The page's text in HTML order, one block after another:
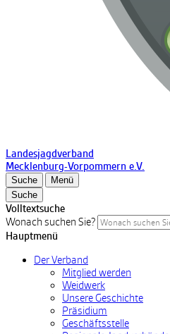
Landesjagdverband
Mecklenburg-Vorpommern e.V.
Suche
Menü
Suche
Volltextsuche
Wonach suchen Sie?
Hauptmenü
Der Verband
Mitglied werden
Weidwerk
Unsere Geschichte
Präsidium
Geschäftsstelle